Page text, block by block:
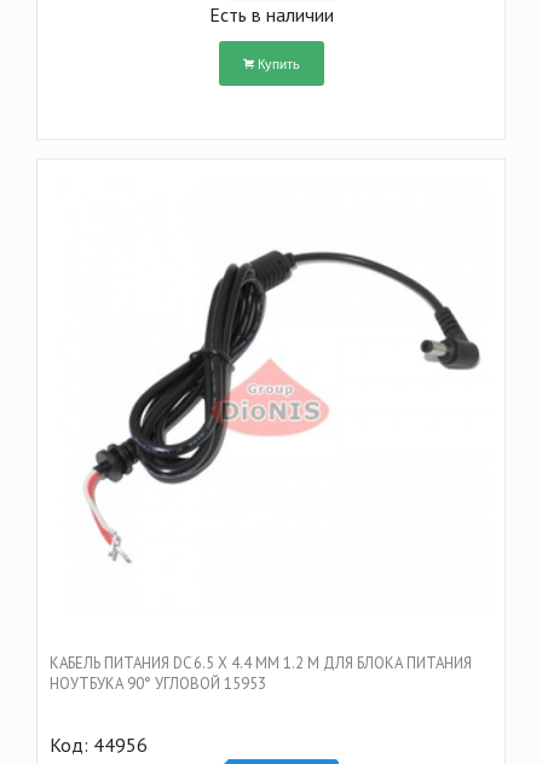
Есть в наличии
Купить
КАБЕЛЬ ПИТАНИЯ DC 6.5 Х 4.4 ММ 1.2 M ДЛЯ БЛОКА ПИТАНИЯ
НОУТБУКА 90° УГЛОВОЙ 15953
Код: 44956